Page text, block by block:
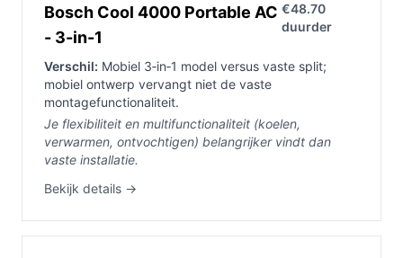
Bosch Cool 4000 Portable AC
- 3-in-1
€48.70
duurder
Verschil: Mobiel 3‑in‑1 model versus vaste split;
mobiel ontwerp vervangt niet de vaste
montagefunctionaliteit.
Je flexibiliteit en multifunctionaliteit (koelen,
verwarmen, ontvochtigen) belangrijker vindt dan
vaste installatie.
Bekijk details →